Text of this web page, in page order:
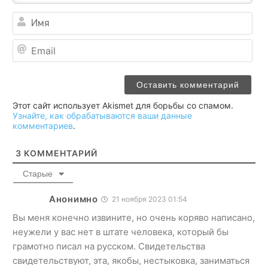
Этот сайт использует Akismet для борьбы со спамом.
Узнайте, как обрабатываются ваши данные
комментариев.
3 КОММЕНТАРИЙ
Старые
Анонимно 21 ноября 2023 01:54
Вы меня конечно извините, но очень коряво написано,
неужели у вас нет в штате человека, который бы
грамотно писал на русском. Свидетельства
свидетельствуют, эта, якобы, нестыковка, заниматься